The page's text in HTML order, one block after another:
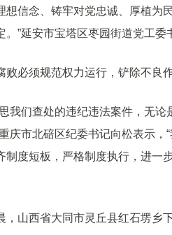
想信念、铸牢对党忠诚、厚植为
。”延安市宝塔区枣园街道党工委
败必须规范权力运行，铲除不良
我们查处的违纪违法案件，无论
庆市北碚区纪委书记向松表示
制度短板，严格制度执行，进一
，山西省大同市灵丘县红石塄乡